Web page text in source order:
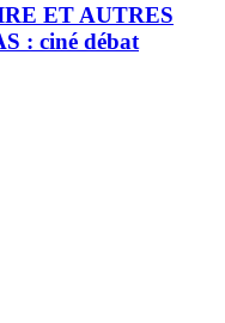
ET AUTRES
: ciné débat